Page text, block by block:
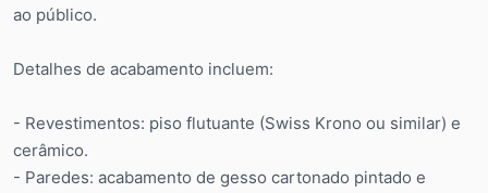
ao público.
Detalhes de acabamento incluem:
- Revestimentos: piso flutuante (Swiss Krono ou similar) e
cerâmico.
- Paredes: acabamento de gesso cartonado pintado e